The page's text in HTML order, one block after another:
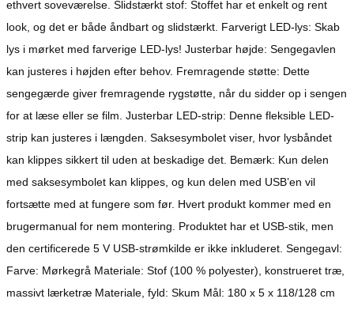
ethvert soveværelse. Slidstærkt stof: Stoffet har et enkelt og rent
look, og det er både åndbart og slidstærkt. Farverigt LED-lys: Skab
lys i mørket med farverige LED-lys! Justerbar højde: Sengegavlen
kan justeres i højden efter behov. Fremragende støtte: Dette
sengegærde giver fremragende rygstøtte, når du sidder op i sengen
for at læse eller se film. Justerbar LED-strip: Denne fleksible LED-
strip kan justeres i længden. Saksesymbolet viser, hvor lysbåndet
kan klippes sikkert til uden at beskadige det. Bemærk: Kun delen
med saksesymbolet kan klippes, og kun delen med USB’en vil
fortsætte med at fungere som før. Hvert produkt kommer med en
brugermanual for nem montering. Produktet har et USB-stik, men
den certificerede 5 V USB-strømkilde er ikke inkluderet. Sengegavl:
Farve: Mørkegrå Materiale: Stof (100 % polyester), konstrueret træ,
massivt lærketræ Materiale, fyld: Skum Mål: 180 x 5 x 118/128 cm